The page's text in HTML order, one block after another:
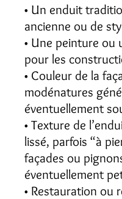
Un enduit
ancienne ou de
Une peinture ou
pour les
Couleur de la
modénatures
éventuellement
Texture de
lissé, parfois “à
façades ou
éventuellement
Restauration ou